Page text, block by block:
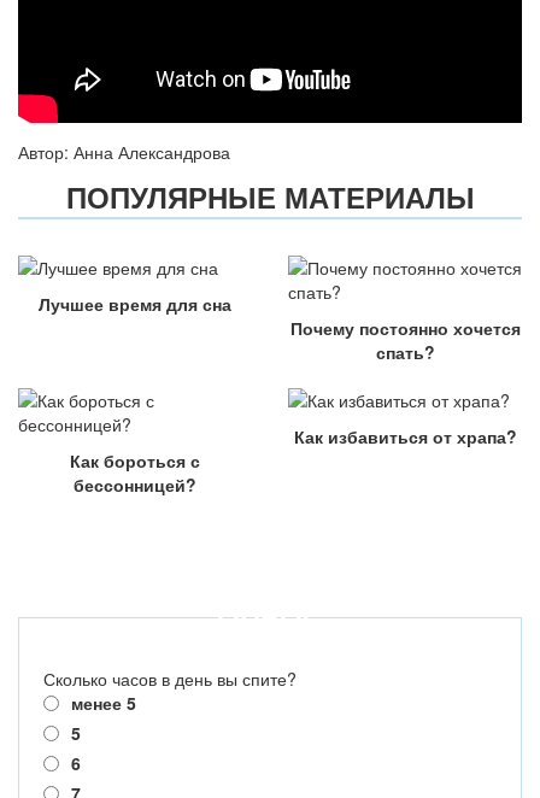
Автор: Анна Александрова
ПОПУЛЯРНЫЕ МАТЕРИАЛЫ
Лучшее время для сна
Почему постоянно хочется
спать?
Как бороться с
бессонницей?
Как избавиться от храпа?
ОПРОС
Сколько часов в день вы спите?
менее 5
5
6
7